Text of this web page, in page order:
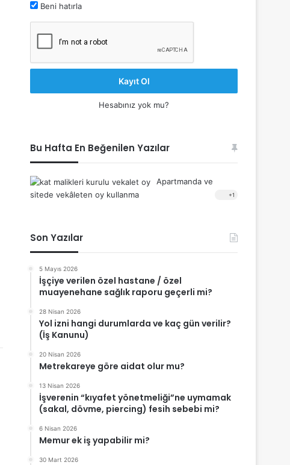
Beni hatırla
Kayıt Ol
Hesabınız yok mu?
Bu Hafta En Beğenilen Yazılar
Apartmanda ve
sitede vekâleten oy kullanma
+1
Son Yazılar
5 Mayıs 2026
İşçiye verilen özel hastane / özel
muayenehane sağlık raporu geçerli mi?
28 Nisan 2026
Yol izni hangi durumlarda ve kaç gün verilir?
(İş Kanunu)
20 Nisan 2026
Metrekareye göre aidat olur mu?
13 Nisan 2026
İşverenin “kıyafet yönetmeliği”ne uymamak
(sakal, dövme, piercing) fesih sebebi mi?
6 Nisan 2026
Memur ek iş yapabilir mi?
30 Mart 2026